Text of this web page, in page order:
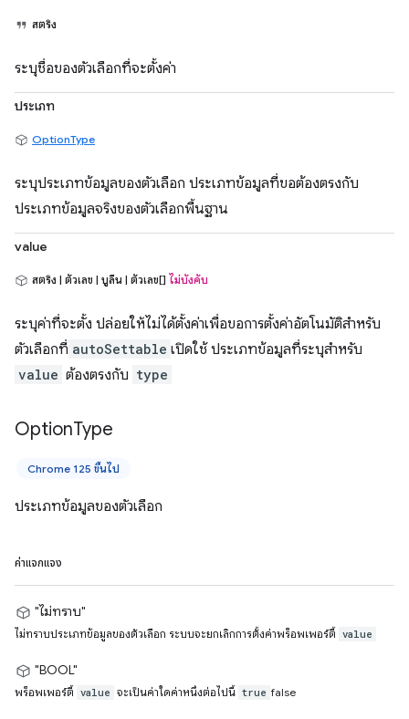
สตริง
ระบุชื่อของตัวเลือกที่จะตั้งค่า
ประเภท
OptionType
ระบุประเภทข้อมูลของตัวเลือก ประเภทข้อมูลที่ขอต้องตรงกับ
ประเภทข้อมูลจริงของตัวเลือกพื้นฐาน
value
สตริง | ตัวเลข | บูลีน | ตัวเลข[] ไม่บังคับ
ระบุค่าที่จะตั้ง ปล่อยให้ไม่ได้ตั้งค่าเพื่อขอการตั้งค่าอัตโนมัติสำหรับ
ตัวเลือกที่ autoSettable เปิดใช้ ประเภทข้อมูลที่ระบุสำหรับ
value ต้องตรงกับ type
OptionType
Chrome 125 ขึ้นไป
ประเภทข้อมูลของตัวเลือก
ค่าแจกแจง
"ไม่ทราบ"
ไม่ทราบประเภทข้อมูลของตัวเลือก ระบบจะยกเลิกการตั้งค่าพร็อพเพอร์ตี้ value
"BOOL"
พร็อพเพอร์ตี้ value จะเป็นค่าใดค่าหนึ่งต่อไปนี้ true false